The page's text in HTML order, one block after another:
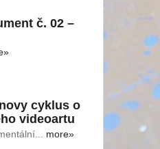
č. 02 –
cyklus o
videoartu
more»